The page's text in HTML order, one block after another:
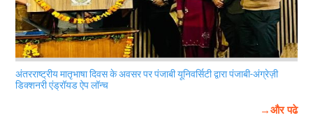
अंतरराष्ट्रीय मातृभाषा दिवस के अवसर पर पंजाबी यूनिवर्सिटी द्वारा पंजाबी-अंग्रेज़ी
डिक्शनरी एंड्रॉयड ऐप लॉन्च
→और पढे